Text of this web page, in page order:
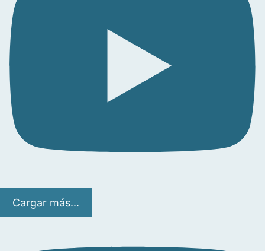
Cargar más...